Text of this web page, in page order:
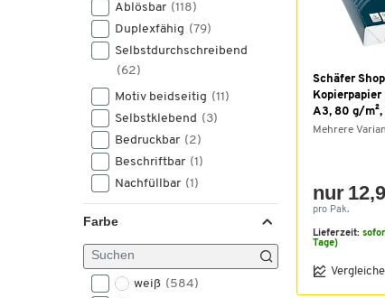
Landre(1)
Miquelrius (1)
Pagna(1)
Staedtler
formatwerk(1)
Ablösbar (118)
Duplexfähig (79)
Selbstdurchschreibend
(62)
Motiv beidseitig (11)
Selbstklebend (3)
Bedruckbar (2)
Beschriftbar (1)
Nachfüllbar (1)
Farbe
weiß (584)
Schäfer
Kopierpapier
A3, 80 g/
Mehrere
nur
pro Pak.
Lieferzeit:
Tage)